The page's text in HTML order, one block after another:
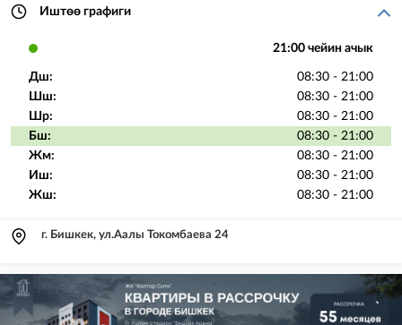
Иштөө графиги
21:00 чейин ачык
Дш:
08:30 - 21:00
Шш:
08:30 - 21:00
Шр:
08:30 - 21:00
Бш:
08:30 - 21:00
Жм:
08:30 - 21:00
Иш:
08:30 - 21:00
Жш:
08:30 - 21:00
г. Бишкек, ул.Аалы Токомбаева 24